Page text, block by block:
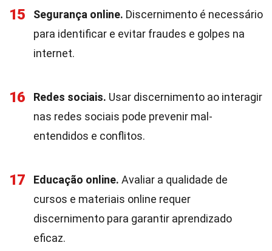
15 Segurança online. Discernimento é necessário
para identificar e evitar fraudes e golpes na
internet.
16 Redes sociais. Usar discernimento ao interagir
nas redes sociais pode prevenir mal-
entendidos e conflitos.
17 Educação online. Avaliar a qualidade de
cursos e materiais online requer
discernimento para garantir aprendizado
eficaz.